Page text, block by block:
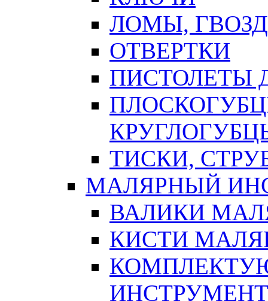
ЛОМЫ,
ОТВЕРТКИ
ПИСТОЛЕТЫ
ТИСКИ,
МАЛЯРНЫЙ
ВАЛИКИ
КИСТИ